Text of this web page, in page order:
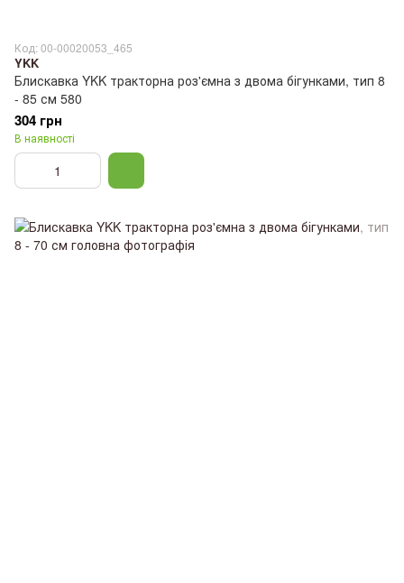
Код: 00-00020053_465
YKK
Блискавка YKK тракторна роз'ємна з двома бігунками, тип 8
- 85 см 580
304 грн
В наявності